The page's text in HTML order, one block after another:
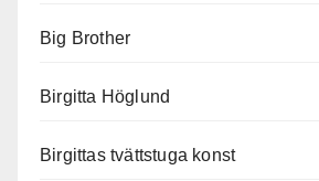
Big Brother
Birgitta Höglund
Birgittas tvättstuga konst